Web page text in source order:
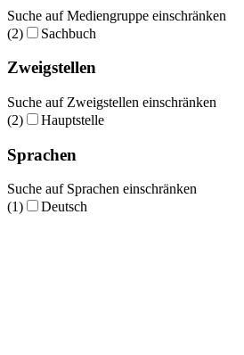
Suche auf Mediengruppe einschränken
(2)
Sachbuch
Zweigstellen
Suche auf Zweigstellen einschränken
(2)
Hauptstelle
Sprachen
Suche auf Sprachen einschränken
(1)
Deutsch